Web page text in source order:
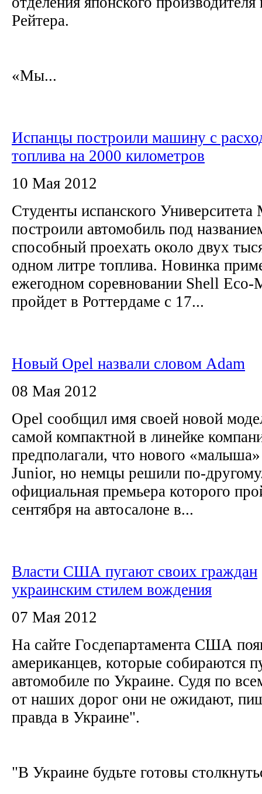
Рейтера.
«Мы...
Испанцы построили машину с
топлива на 2000 километров
10 Мая 2012
Студенты испанского
построили автомобиль под
способный проехать около двух
одном литре топлива. Новинка
ежегодном соревновании Shell Eco-
пройдет в Роттердаме с 17...
Новый Opel назвали словом Adam
08 Мая 2012
Opel сообщил имя своей новой
самой компактной в линейке
предполагали, что нового «малыша»
Junior, но немцы решили по-
официальная премьера которого
сентября на автосалоне в...
Власти США пугают своих граждан
украинским стилем вождения
07 Мая 2012
На сайте Госдепартамента США
американцев, которые собираются
автомобиле по Украине. Судя по
от наших дорог они не ожидают,
правда в Украине".
"В Украине будьте готовы